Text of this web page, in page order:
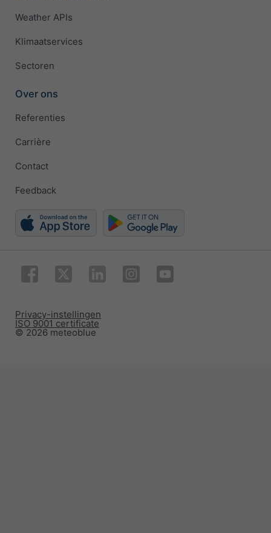
Weather APIs
Klimaatservices
Sectoren
Over ons
Referenties
Carrière
Contact
Feedback
© 2026 meteoblue
ISO 9001 certificate
Privacy-instellingen